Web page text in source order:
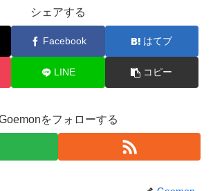
シェアする
Facebook はてブ
LINE コピー
をフォローする